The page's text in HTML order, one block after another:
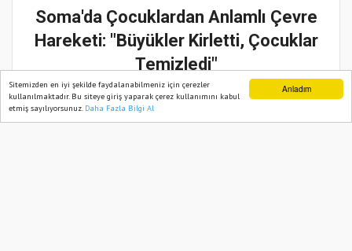
Anladım
Sitemizden en iyi şekilde faydalanabilmeniz için çerezler
kullanılmaktadır. Bu siteye giriş yaparak çerez kullanımını kabul
etmiş sayılıyorsunuz. Daha Fazla Bilgi Al
Soma'da Çocuklardan Anlamlı Çevre
Hareketi: "Büyükler Kirletti, Çocuklar
Temizledi"
27 Ağustos, 2025, Çarşamba 03:04
Ana Sayfa Web TV